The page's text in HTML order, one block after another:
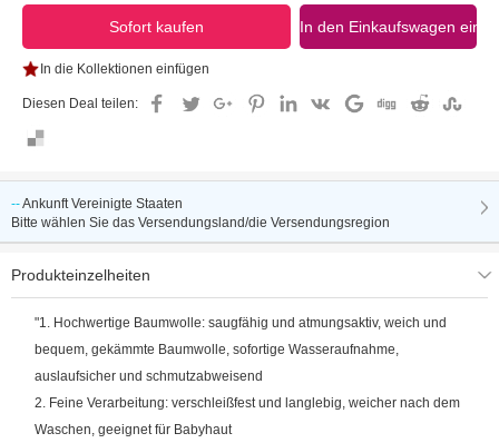
In die Kollektionen einfügen
Diesen Deal teilen:
--Ankunft Vereinigte Staaten
Bitte wählen Sie das Versendungsland/die Versendungsregion
Produkteinzelheiten
"1. Hochwertige Baumwolle: saugfähig und atmungsaktiv, weich und
bequem, gekämmte Baumwolle, sofortige Wasseraufnahme,
auslaufsicher und schmutzabweisend
2. Feine Verarbeitung: verschleißfest und langlebig, weicher nach dem
Waschen, geeignet für Babyhaut